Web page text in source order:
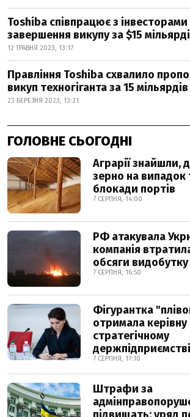
Toshiba співпрацює з
завершення викупу за $15
12 ТРАВНЯ 2023, 13:17
Правління Toshiba схвалило
викуп техногіганта за 15
23 БЕРЕЗНЯ 2023, 13:21
ГОЛОВНЕ СЬОГОДНІ
Аграрії знайшли,
зерно на випадок
блокади портів
7 СЕРПНЯ, 14:00
РФ атакувала
компанія
обсяги видобутку
7 СЕРПНЯ, 16:50
Фігурантка
отримала керівну
стратегічному
держпідприємстві
7 СЕРПНЯ, 17:10
Штрафи за